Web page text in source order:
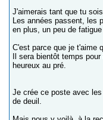
J'aimerais tant que tu
Les années passent, les
en plus, un peu de
C'est parce que je t'aime
Il sera bientôt temps
heureux au pré.
Je crée ce poste avec
de deuil.